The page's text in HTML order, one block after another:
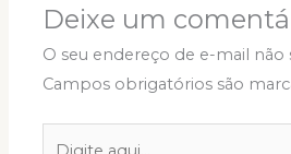
Deixe um
O seu endereço de e-mail não
Campos obrigatórios são